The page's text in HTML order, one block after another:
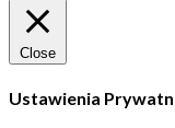
Close
Ustawienia